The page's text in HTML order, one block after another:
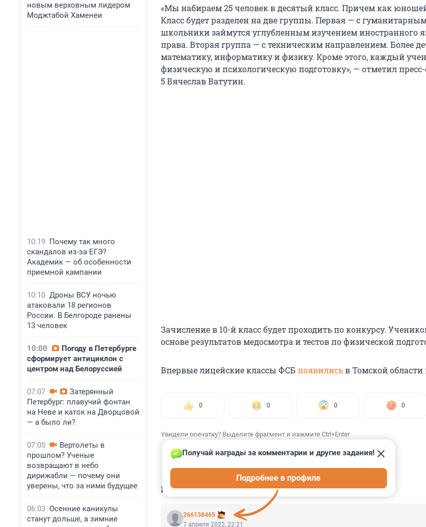
новым верховным лидером
Моджтабой Хаменеи
10:19 Почему так много
скандалов из-за ЕГЭ?
Академик — об особенности
приемной кампании
10:10 Дроны ВСУ ночью
атаковали 18 регионов
России. В Белгороде ранены
13 человек
10:00
Погоду в Петербурге
сформирует антициклон с
центром над Белоруссией
07:07
Затерянный
Петербург: плавучий фонтан
на Неве и каток на Дворцовой
— а было ли?
07:05
Вертолеты в
прошлом? Ученые
возвращают в небо
дирижабли — почему они
уверены, что за ними будущее
06:03 Осенние каникулы
станут дольше, а зимние
«Мы набираем 25 человек в десятый класс. Причем как
Класс будет разделен на две группы. Первая — с
школьники займутся углубленным изучением иностранного
права. Вторая группа — с техническим направлением. Более
математику, информатику и физику. Кроме этого, каждый
физическую и психологическую подготовку», — отметил
5 Вячеслав Ватутин.
Зачисление в 10-й класс будет проходить по конкурсу.
основе результатов медосмотра и тестов по физической
Впервые лицейские классы ФСБ появилисьв Томской области
0 0 0 0
Увидели опечатку? Выделите фрагмент и нажмите Ctrl+Enter
КОММЕНТАРИИ 22
266138465
Получай награды за комментарии и другие задания!
Подробнее в профиле
7 апреля 2022, 22:21